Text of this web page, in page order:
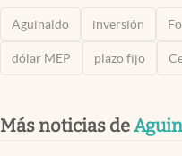
Aguinaldo inversión
dólar MEP plazo fijo
Más noticias de